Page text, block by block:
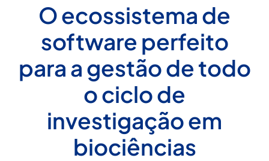
O ecossistema de
software perfeito
para a gestão de todo
o ciclo de
investigação em
biociências